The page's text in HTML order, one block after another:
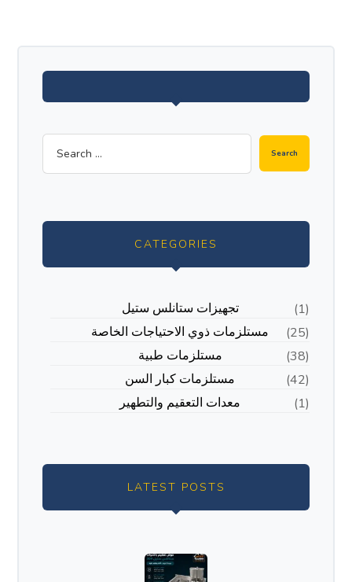
CATEGORIES
تجهيزات ستانلس ستيل
(1)
مستلزمات ذوي الاحتياجات الخاصة
(25)
مستلزمات طبية
(38)
مستلزمات كبار السن
(42)
معدات التعقيم والتطهير
(1)
LATEST POSTS